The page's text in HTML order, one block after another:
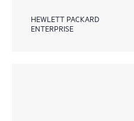
HEWLETT PACKARD
ENTERPRISE